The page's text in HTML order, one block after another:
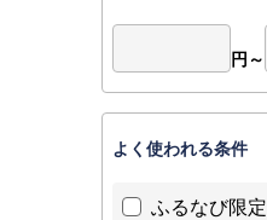
円～
よく使われる条件
ふるなび限定